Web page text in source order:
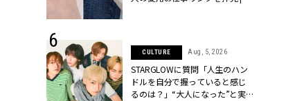
シィ]
CULTURE Aug, 5, 2026
STARGLOWに質問「人生のハン
ドルを自分で握っていると感じ
るのは？」“大️人になった”と実